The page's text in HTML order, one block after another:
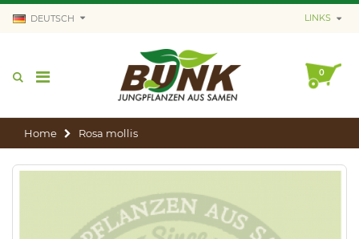
DEUTSCH LINKS
0
Home Rosa mollis